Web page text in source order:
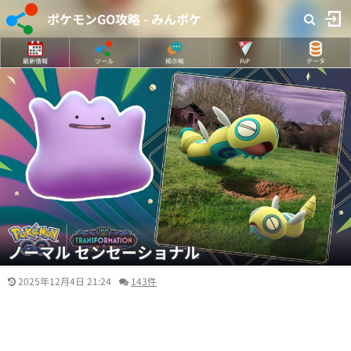
ポケモンGO攻略 - みんポケ
最新情報 ツール 掲示板 PvP データ
ノーマル センセーショナル
2025年12月4日 21:24 143件